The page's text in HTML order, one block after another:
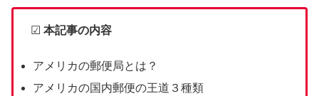
☑ 本記事の内容
アメリカの郵便局とは？
アメリカの国内郵便の王道３種類